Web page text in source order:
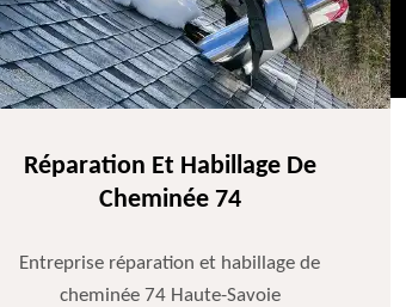
Réparation Et Habillage De
Cheminée 74
Entreprise réparation et habillage de
cheminée 74 Haute-Savoie